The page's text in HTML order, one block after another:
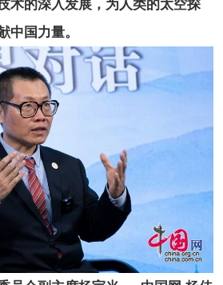
术的深入发展，为人类的太空探
中国力量。